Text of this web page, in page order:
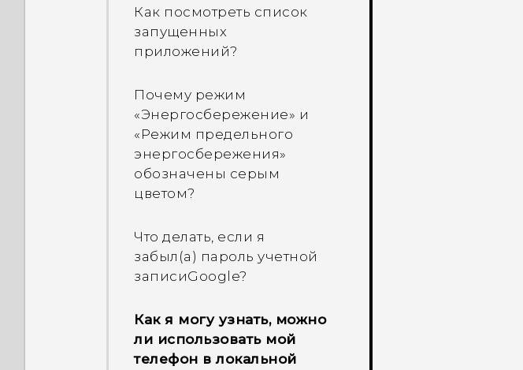
приложения в виджете
HTC Sense Home?
эффективно
использовать виджет HTC
Sense Home?
Почему я получаю
информацию о
ресторанах на своем
телефоне?
скрыть экран
блокировки?
Google Фото и HTC
«Галерея»
Как посмотреть список
запущенных
приложений?
Почему режим
«Энергосбережение» и
«Режим предельного
энергосбережения»
обозначены серым
цветом?
Что делать, если я
забыл(а) пароль учетной
записиGoogle?
Как я могу узнать, можно
ли использовать мой
телефон в локальной